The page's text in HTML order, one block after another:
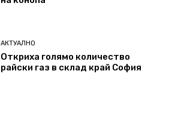
АКТУАЛНО
Откриха голямо количество
райски газ в склад край София